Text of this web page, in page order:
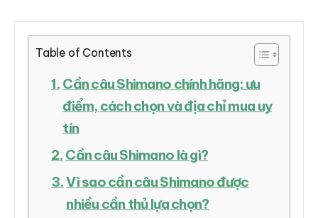
Table of Contents
Cần câu Shimano chính hãng: ưu
điểm, cách chọn và địa chỉ mua uy
tín
Cần câu Shimano là gì?
Vì sao cần câu Shimano được
nhiều cần thủ lựa chọn?